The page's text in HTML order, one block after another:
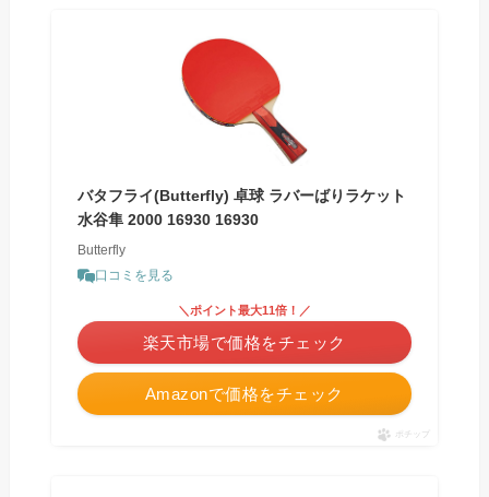
バタフライ(Butterfly) 卓球 ラバーばりラケット
水谷隼 2000 16930 16930
Butterfly
口コミを見る
Amazonで価格をチェック
＼ポイント最大11倍！／
楽天市場で価格をチェック
ポチップ